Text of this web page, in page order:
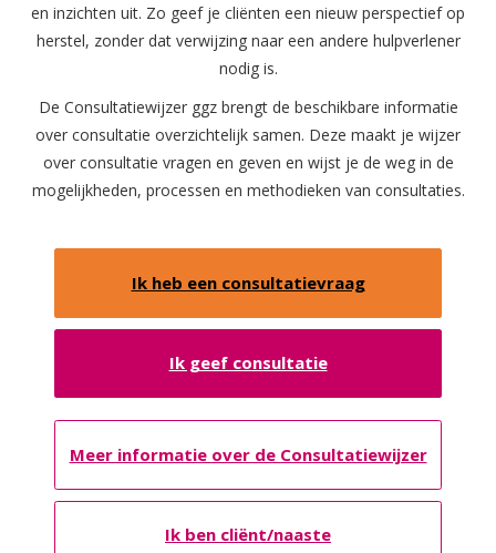
en inzichten uit. Zo geef je cliënten een nieuw perspectief op
herstel, zonder dat verwijzing naar een andere hulpverlener
nodig is.
De Consultatiewijzer ggz brengt de beschikbare informatie
over consultatie overzichtelijk samen. Deze maakt je wijzer
over consultatie vragen en geven en wijst je de weg in de
mogelijkheden, processen en methodieken van consultaties.
Ik heb een consultatievraag
Ik geef consultatie
Meer informatie over de Consultatiewijzer
Ik ben cliënt/naaste